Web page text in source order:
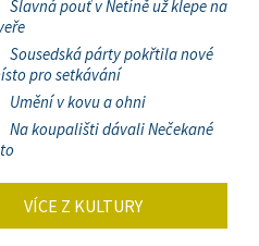
Slavná pouť v Netíně už klepe na
Sousedská párty pokřtila nové
pro setkávání
Umění v kovu a ohni
Na koupališti dávali Nečekané
VÍCE Z KULTURY